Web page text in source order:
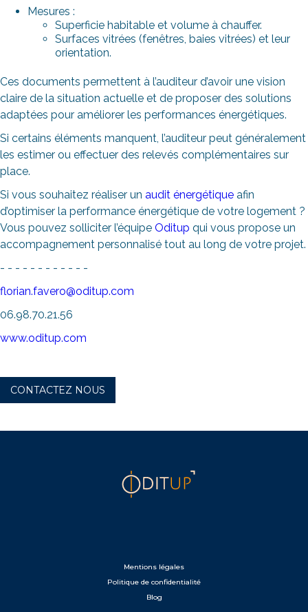
Mesures :
Superficie habitable et volume à chauffer.
Surfaces vitrées (fenêtres, baies vitrées) et leur
orientation.
Ces documents permettent à l’auditeur d’avoir une vision
claire de la situation actuelle et de proposer des solutions
adaptées pour améliorer les performances énergétiques.
Si certains éléments manquent, l’auditeur peut généralement
les estimer ou effectuer des relevés complémentaires sur
place.
Si vous souhaitez réaliser un audit énergétique afin
d’optimiser la performance énergétique de votre logement ?
Vous pouvez solliciter l’équipe Oditup qui vous propose un
accompagnement personnalisé tout au long de votre projet.
- - - - - - - - - - - -
florian.favero@oditup.com
06.98.70.21.56
www.oditup.com
CONTACTEZ NOUS
Mentions légales
Politique de confidentialité
Blog